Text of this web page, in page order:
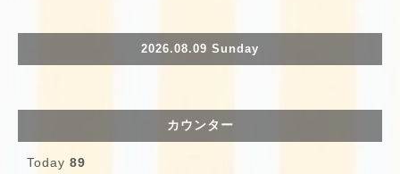
2026.08.09 Sunday
カウンター
Today 89